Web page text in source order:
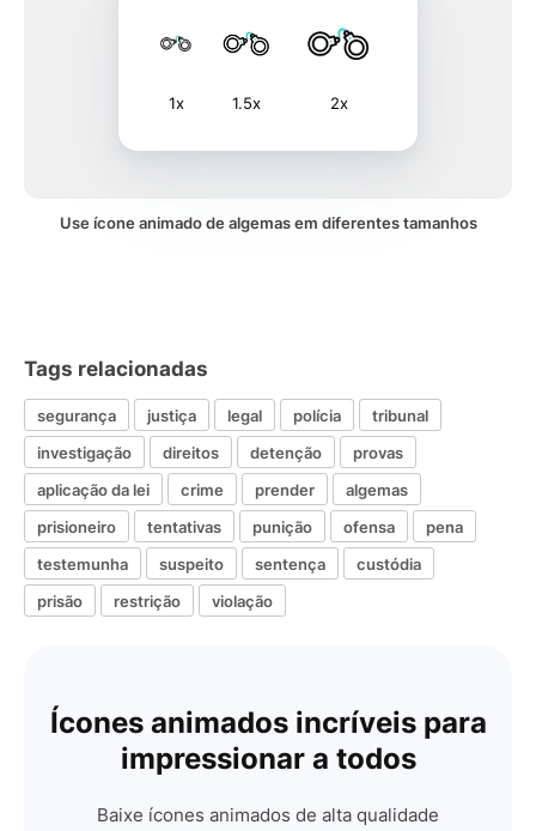
1x 1.5x 2x
Use ícone animado de algemas em diferentes tamanhos
Tags relacionadas
segurança justiça legal polícia
tribunal
investigação
direitos detenção
provas
aplicação da lei
crime prender
algemas
prisioneiro
tentativas punição ofensa
pena
testemunha
suspeito sentença
custódia
prisão
restrição violação
Ícones animados incríveis para
impressionar a todos
Baixe ícones animados de alta qualidade